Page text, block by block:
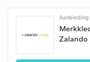
Aanbieding
Zalando